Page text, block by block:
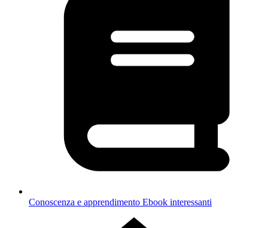
Conoscenza e apprendimento Ebook interessanti